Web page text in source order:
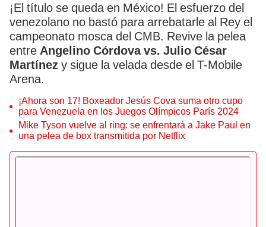
¡El título se queda en México! El esfuerzo del
venezolano no bastó para arrebatarle al Rey el
campeonato mosca del CMB. Revive la pelea
entre Angelino Córdova vs. Julio César
Martínez y sigue la velada desde el T-Mobile
Arena.
¡Ahora son 17! Boxeador Jesús Cova suma otro cupo
para Venezuela en los Juegos Olímpicos París 2024
Mike Tyson vuelve al ring: se enfrentará a Jake Paul en
una pelea de box transmitida por Netflix